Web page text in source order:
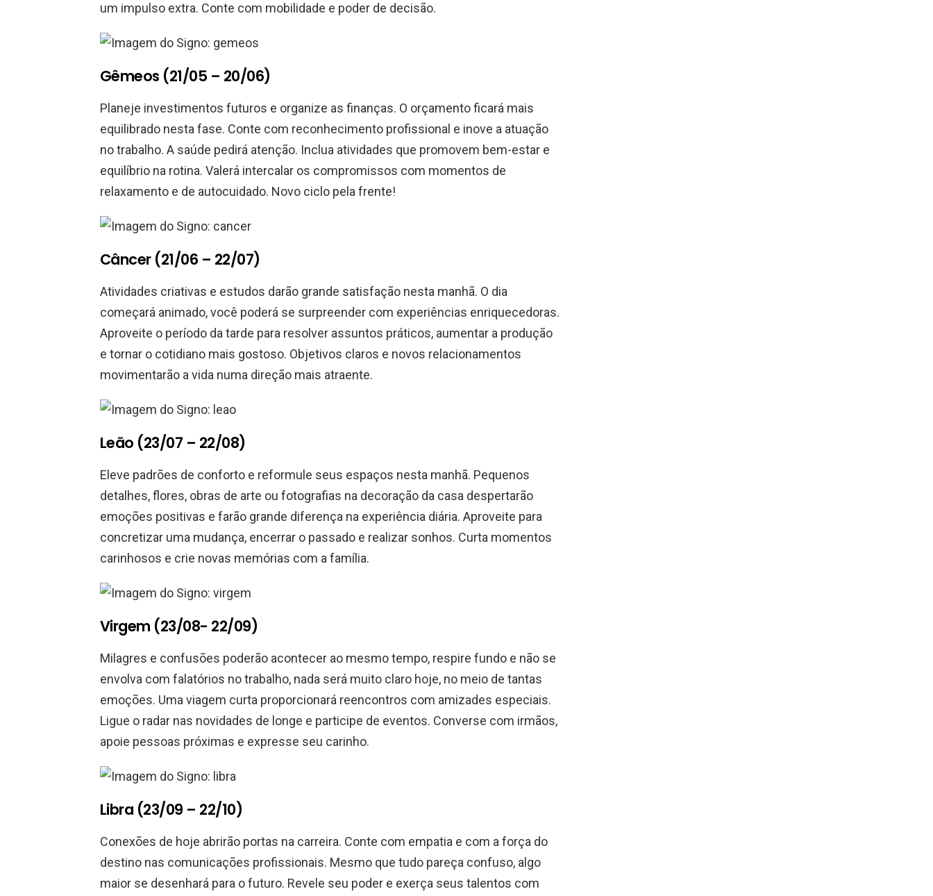
um impulso extra. Conte com mobilidade e poder de decisão.
Gêmeos (21/05 – 20/06)
Planeje investimentos futuros e organize as finanças. O orçamento ficará mais
equilibrado nesta fase. Conte com reconhecimento profissional e inove a atuação
no trabalho. A saúde pedirá atenção. Inclua atividades que promovem bem-estar e
equilíbrio na rotina. Valerá intercalar os compromissos com momentos de
relaxamento e de autocuidado. Novo ciclo pela frente!
Câncer (21/06 – 22/07)
Atividades criativas e estudos darão grande satisfação nesta manhã. O dia
começará animado, você poderá se surpreender com experiências enriquecedoras.
Aproveite o período da tarde para resolver assuntos práticos, aumentar a produção
e tornar o cotidiano mais gostoso. Objetivos claros e novos relacionamentos
movimentarão a vida numa direção mais atraente.
Leão (23/07 – 22/08)
Eleve padrões de conforto e reformule seus espaços nesta manhã. Pequenos
detalhes, flores, obras de arte ou fotografias na decoração da casa despertarão
emoções positivas e farão grande diferença na experiência diária. Aproveite para
concretizar uma mudança, encerrar o passado e realizar sonhos. Curta momentos
carinhosos e crie novas memórias com a família.
Virgem (23/08- 22/09)
Milagres e confusões poderão acontecer ao mesmo tempo, respire fundo e não se
envolva com falatórios no trabalho, nada será muito claro hoje, no meio de tantas
emoções. Uma viagem curta proporcionará reencontros com amizades especiais.
Ligue o radar nas novidades de longe e participe de eventos. Converse com irmãos,
apoie pessoas próximas e expresse seu carinho.
Libra (23/09 – 22/10)
Conexões de hoje abrirão portas na carreira. Conte com empatia e com a força do
destino nas comunicações profissionais. Mesmo que tudo pareça confuso, algo
maior se desenhará para o futuro. Revele seu poder e exerça seus talentos com